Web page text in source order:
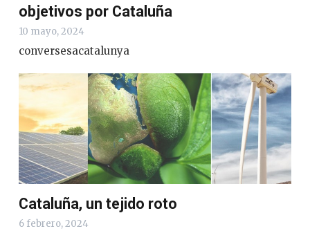
objetivos por Cataluña
10 mayo, 2024
conversesacatalunya
Cataluña, un tejido roto
6 febrero, 2024